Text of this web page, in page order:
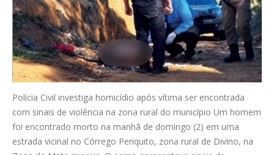
Polícia Civil investiga homicídio após vítima ser encontrada
com sinais de violência na zona rural do município Um homem
foi encontrado morto na manhã de domingo (2) em uma
estrada vicinal no Córrego Periquito, zona rural de Divino, na